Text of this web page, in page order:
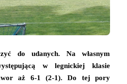
do udanych. Na własnym
w legnickiej klasie
aż 6-1 (2-1). Do tej pory